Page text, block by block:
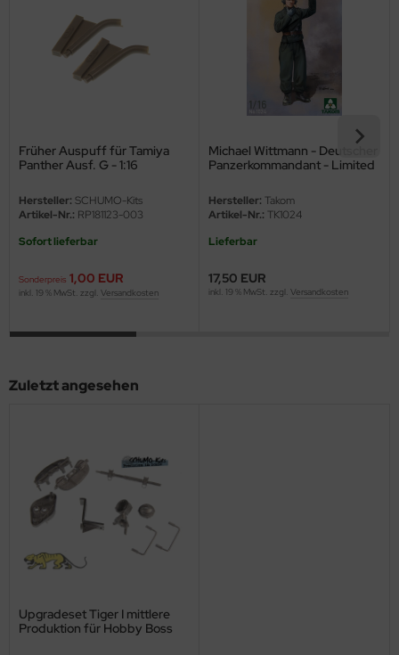
Früher Auspuff für Tamiya
Panther Ausf. G - 1:16
Hersteller: SCHUMO-Kits
Artikel-Nr.: RP181123-003
Sofort lieferbar
Sonderpreis 1,00 EUR
inkl. 19 % MwSt. zzgl. Versandkosten
Michael Wittmann - Deutscher
Panzerkommandant - Limited
Hersteller: Takom
Artikel-Nr.: TK1024
Lieferbar
17,50 EUR
inkl. 19 % MwSt. zzgl. Versandkosten
Zuletzt angesehen
Upgradeset Tiger I mittlere
Produktion für Hobby Boss
Model
Hobby
Models
Hobbies
Nunu
Model